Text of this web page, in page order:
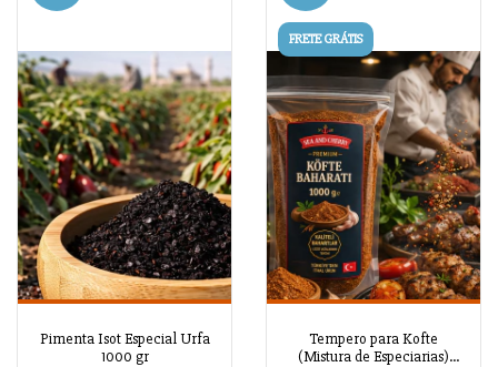
Pimenta Isot Especial Urfa
1000 gr
FRETE GRÁTIS
Tempero para Kofte
(Mistura de Especiarias)